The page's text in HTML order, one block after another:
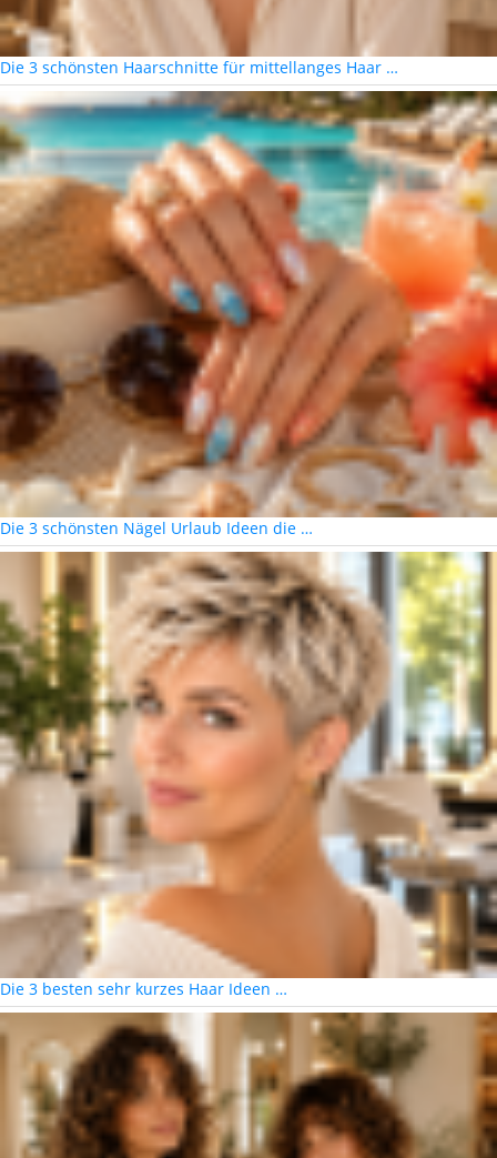
Die 3 schönsten Haarschnitte für mittellanges Haar …
Die 3 schönsten Nägel Urlaub Ideen die …
Die 3 besten sehr kurzes Haar Ideen …